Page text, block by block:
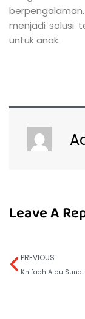
menjadi solusi
untuk anak.
Leave A
PREVIOUS
Khifadh Atau